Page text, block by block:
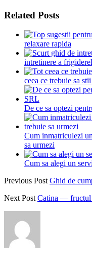
Related Posts
relaxare rapida
intretinere a
ceea ce trebuie sa
De ce sa optezi
Cum inmatriculezi
sa urmezi
Cum sa alegi un
Previous Post Ghid de
Next Post Catina — fructul